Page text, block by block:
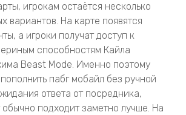
игрокам остаётся несколько
вариантов. На карте появятся
а игроки получат доступ к
способностям Кайла
Beast Mode. Именно поэтому
пабг мобайл без ручной
ответа от посредника,
обычно подходит заметно лучше. На